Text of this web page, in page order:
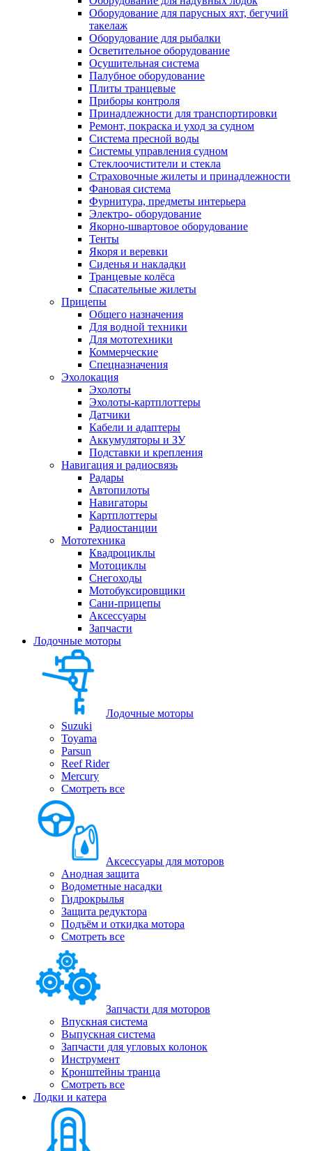
Оборудование для парусных яхт, бегучий
такелаж
Оборудование для рыбалки
Осветительное оборудование
Осушительная система
Палубное оборудование
Плиты транцевые
Приборы контроля
Принадлежности для транспортировки
Ремонт, покраска и уход за судном
Система пресной воды
Системы управления судном
Стеклоочистители и стекла
Страховочные жилеты и принадлежности
Фановая система
Фурнитура, предметы интерьера
Электро- оборудование
Якорно-швартовое оборудование
Тенты
Якоря и веревки
Сиденья и накладки
Транцевые колёса
Спасательные жилеты
Прицепы
Общего назначения
Для водной техники
Для мототехники
Коммерческие
Спецназначения
Эхолокация
Эхолоты
Эхолоты-картплоттеры
Датчики
Кабели и адаптеры
Аккумуляторы и ЗУ
Подставки и крепления
Навигация и радиосвязь
Радары
Автопилоты
Навигаторы
Картплоттеры
Радиостанции
Мототехника
Квадроциклы
Мотоциклы
Снегоходы
Мотобуксировщики
Сани-прицепы
Аксессуары
Запчасти
Лодочные моторы
Лодочные моторы
Suzuki
Toyama
Parsun
Reef Rider
Mercury
Смотреть все
Аксессуары для моторов
Анодная защита
Водометные насадки
Гидрокрылья
Защита редуктора
Подъём и откидка мотора
Смотреть все
Запчасти для моторов
Впускная система
Выпускная система
Запчасти для угловых колонок
Инструмент
Кронштейны транца
Смотреть все
Лодки и катера